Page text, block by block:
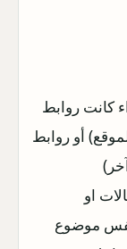
كانت روابط
أو روابط
او
موضوع